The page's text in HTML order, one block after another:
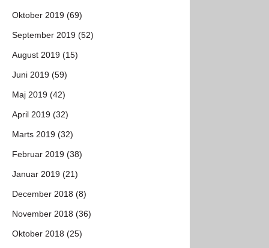
Oktober 2019 (69)
September 2019 (52)
August 2019 (15)
Juni 2019 (59)
Maj 2019 (42)
April 2019 (32)
Marts 2019 (32)
Februar 2019 (38)
Januar 2019 (21)
December 2018 (8)
November 2018 (36)
Oktober 2018 (25)